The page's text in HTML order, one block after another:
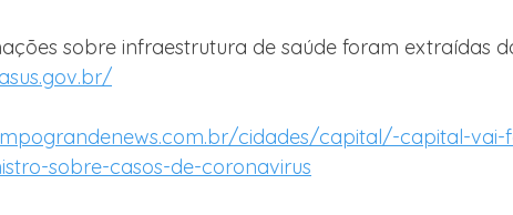
sobre infraestrutura de saúde foram extraídas
cidades/capital/-capital-
sobre-casos-de-coronavirus